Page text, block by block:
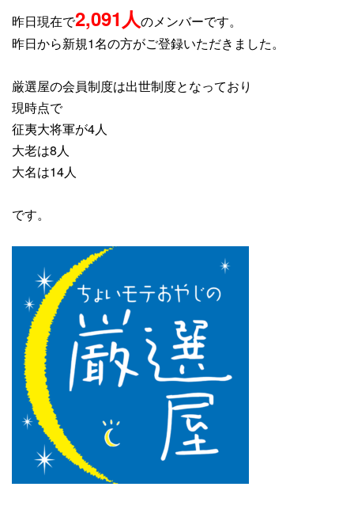
昨日現在で2,091 人のメンバーです。
昨日から新規1名の方がご登録いただきました。
厳選屋の会員制度は出世制度となっており
現時点で
征夷大将軍が4人
大老は8人
大名は14人
です。